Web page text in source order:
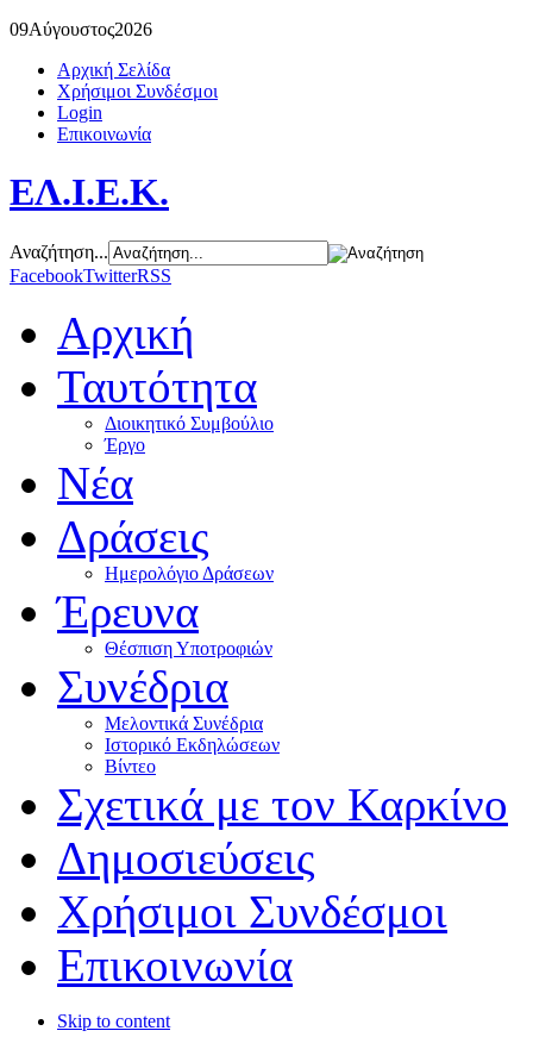
09Αύγουστος2026
Αρχική Σελίδα
Χρήσιμοι Συνδέσμοι
Login
Επικοινωνία
ΕΛ.Ι.Ε.Κ.
Αναζήτηση...
FacebookTwitterRSS
Αρχική
Ταυτότητα
Διοικητικό Συμβούλιο
Έργο
Νέα
Δράσεις
Ημερολόγιο Δράσεων
Έρευνα
Θέσπιση Υποτροφιών
Συνέδρια
Μελοντικά Συνέδρια
Ιστορικό Εκδηλώσεων
Βίντεο
Σχετικά με τον Καρκίνο
Δημοσιεύσεις
Χρήσιμοι Συνδέσμοι
Επικοινωνία
Skip to content